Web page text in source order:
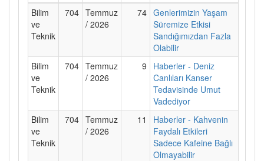
Bilim
ve
Teknik
704 Temmuz
/ 2026
74 Genlerimizin Yaşam
Süremize Etkisi
Sandığımızdan Fazla
Olabilir
Bilim
ve
Teknik
704 Temmuz
/ 2026
9
Haberler - Deniz
Canlıları Kanser
Tedavisinde Umut
Vadediyor
Bilim
ve
Teknik
704 Temmuz
/ 2026
11
Haberler - Kahvenin
Faydalı Etkileri
Sadece Kafeine Bağlı
Olmayabilir